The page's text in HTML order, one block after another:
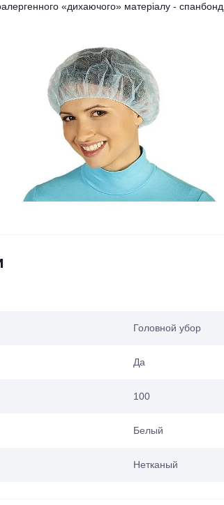
«дихаючого» матеріалу - спанбонд.
Головной убор
Да
100
Белый
Нетканый